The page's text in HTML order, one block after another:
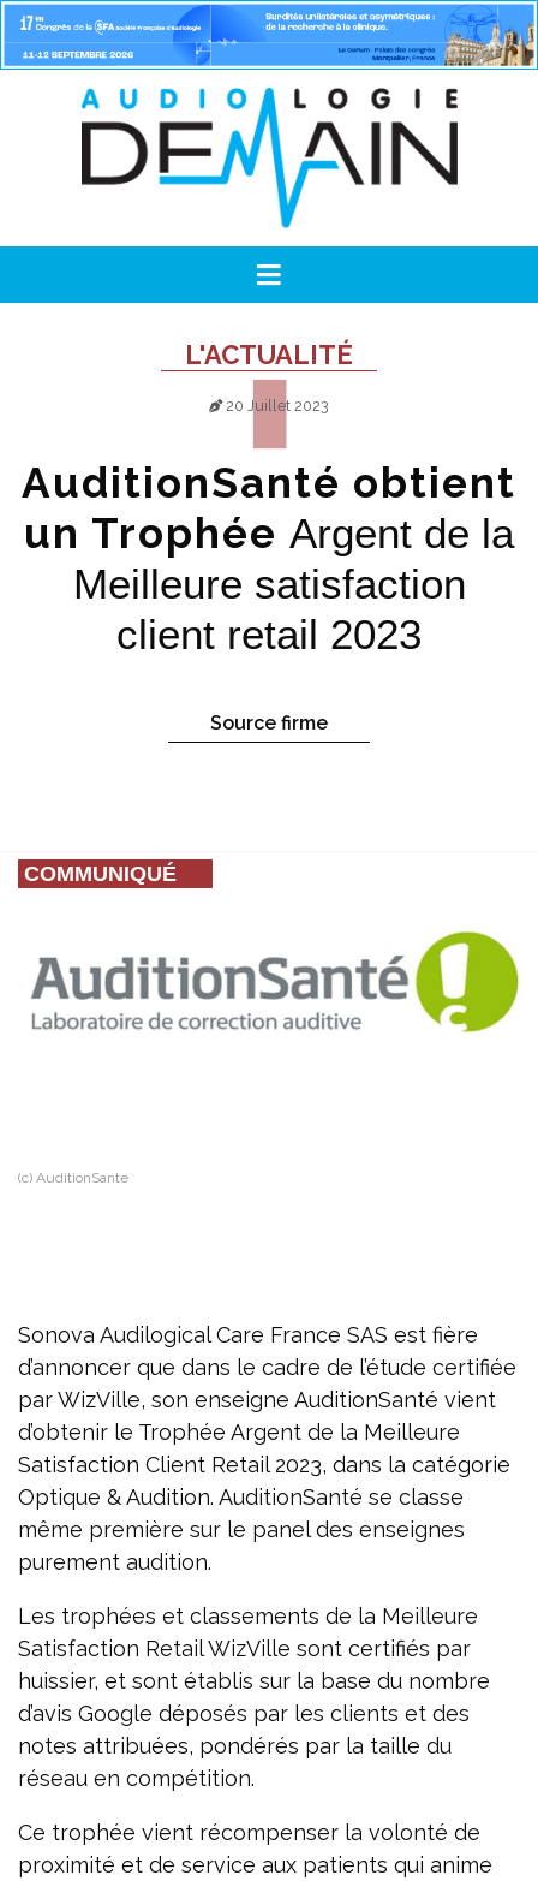
L'ACTUALITÉ
20 Juillet 2023
AuditionSanté obtient
un Trophée Argent de la
Meilleure satisfaction
client retail 2023
Source firme
COMMUNIQUÉ
(c) AuditionSante
Sonova Audilogical Care France SAS est fière
d’annoncer que dans le cadre de l’étude certifiée
par WizVille, son enseigne AuditionSanté vient
d’obtenir le Trophée Argent de la Meilleure
Satisfaction Client Retail 2023, dans la catégorie
Optique & Audition. AuditionSanté se classe
même première sur le panel des enseignes
purement audition.
Les trophées et classements de la Meilleure
Satisfaction Retail WizVille sont certifiés par
huissier, et sont établis sur la base du nombre
d’avis Google déposés par les clients et des
notes attribuées, pondérés par la taille du
réseau en compétition.
Ce trophée vient récompenser la volonté de
proximité et de service aux patients qui anime